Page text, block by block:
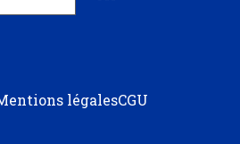
légalesCGU